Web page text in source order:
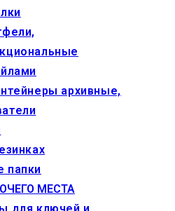
архивные,
папки
МЕСТА
для ключей и